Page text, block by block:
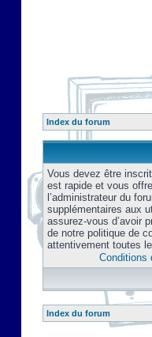
Index du forum
Vous devez être
est rapide et vous
l’administrateur du
supplémentaires aux
assurez-vous d’avoir
de notre politique de
attentivement toutes
Conditions
Index du forum